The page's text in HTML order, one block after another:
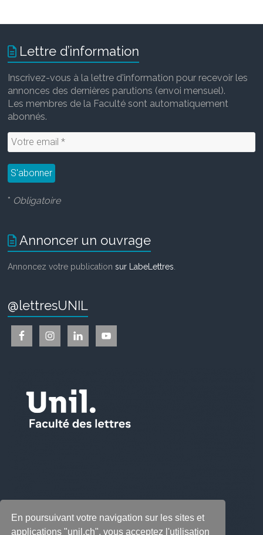
En poursuivant votre navigation sur les sites et
applications "unil.ch", vous acceptez l'utilisation
Lettre d’information
Inscrivez-vous à la lettre d'information pour recevoir les
annonces des dernières parutions (envoi mensuel).
Les membres de la Faculté sont automatiquement
abonnés.
* Obligatoire
Annoncer un ouvrage
Annoncez votre publicationsur LabeLettres
@lettresUNIL